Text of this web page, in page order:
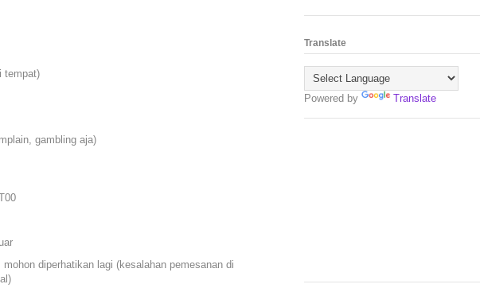
tempat)
gambling aja)
diperhatikan lagi (kesalahan pemesanan di
Translate
Powered by Translate